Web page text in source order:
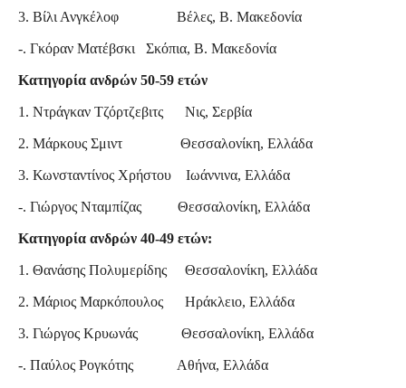
3. Βίλι Ανγκέλοφ Βέλες, Β. Μακεδονία
-. Γκόραν Ματέβσκι Σκόπια, Β. Μακεδονία
Κατηγορία ανδρών 50-59 ετών
1. Ντράγκαν Τζόρτζεβιτς Νις, Σερβία
2. Μάρκους Σμιντ Θεσσαλονίκη, Ελλάδα
3. Κωνσταντίνος Χρήστου Ιωάννινα, Ελλάδα
-. Γιώργος Νταμπίζας Θεσσαλονίκη, Ελλάδα
Κατηγορία ανδρών 40-49 ετών:
1. Θανάσης Πολυμερίδης Θεσσαλονίκη, Ελλάδα
2. Μάριος Μαρκόπουλος Ηράκλειο, Ελλάδα
3. Γιώργος Κρυωνάς Θεσσαλονίκη, Ελλάδα
-. Παύλος Ρογκότης Αθήνα, Ελλάδα